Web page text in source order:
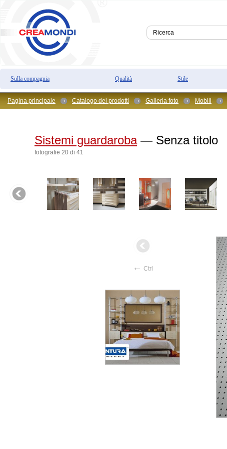
Sulla compagnia Qualità Stile
Pagina principale Catalogo dei prodotti Galleria foto Mobili
Sistemi guardaroba— Senza titolo
fotografie 20 di 41
← Ctrl